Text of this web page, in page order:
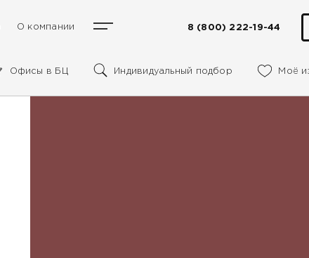
О компании 8 (800) 222-19-44
Офисы в БЦ Индивидуальный подбор Моё